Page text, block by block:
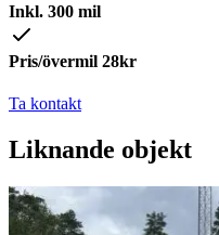
Inkl. 300 mil
Pris/övermil 28kr
Ta kontakt
Liknande objekt